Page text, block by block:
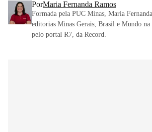
PorMaria Fernanda Ramos
Formada pela PUC Minas, Maria
editorias Minas Gerais, Brasil e Mundo na
pelo portal R7, da Record.